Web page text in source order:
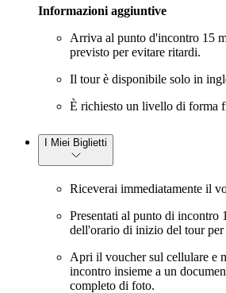
Informazioni aggiuntive
Arriva al punto d'incontro 15
previsto per evitare ritardi.
Il tour è disponibile solo in
È richiesto un livello di forma
I Miei Biglietti
Riceverai immediatamente il
Presentati al punto di incontro
dell'orario di inizio del tour per
Apri il voucher sul cellulare e
incontro insieme a un
completo di foto.